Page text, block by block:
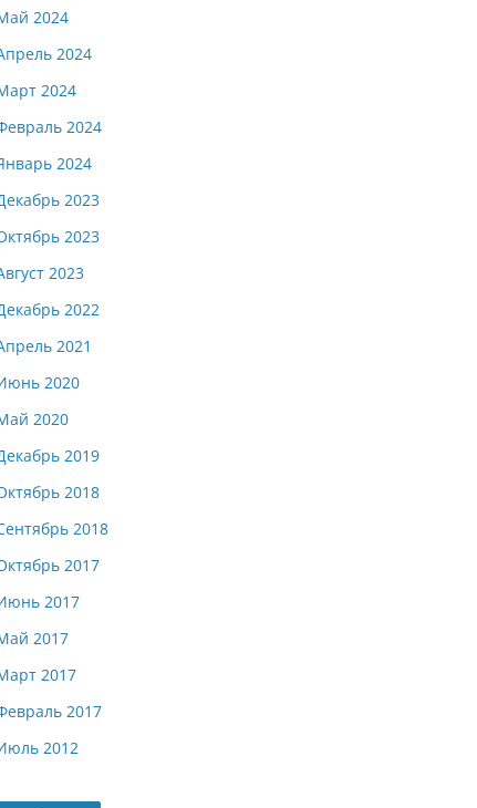
2024
2024
2024
2024
2024
2023
2023
2023
2022
2021
2020
2020
2019
2018
2018
2017
2017
2017
2017
2017
2012